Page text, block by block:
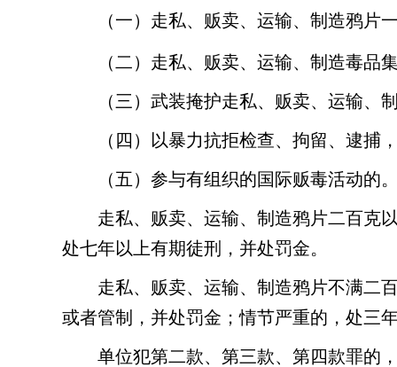
（一）走私、贩卖、运输、制造鸦
（二）走私、贩卖、运输、制造毒品
（三）武装掩护走私、贩卖、运输、
（四）以暴力抗拒检查、拘留、逮捕
（五）参与有组织的国际贩毒活动的
走私、贩卖、运输、制造鸦片二百克
处七年以上有期徒刑，并处罚金。
走私、贩卖、运输、制造鸦片不满二
或者管制，并处罚金；情节严重的，处三
单位犯第二款、第三款、第四款罪的